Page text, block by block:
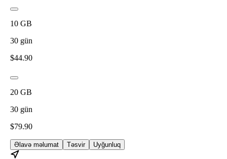
10 GB
30 gün
$44.90
20 GB
30 gün
$79.90
Əlavə məlumat Təsvir Uyğunluq